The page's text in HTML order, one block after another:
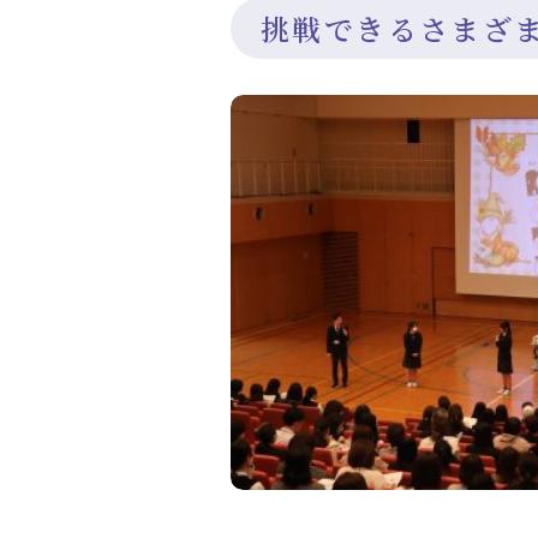
挑戦できるさまざ